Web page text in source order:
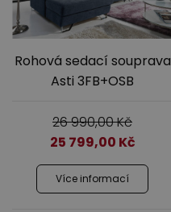
Rohová sedací souprava
Asti 3FB+OSB
26 990,00Kč
25 799,00 Kč
Více informací